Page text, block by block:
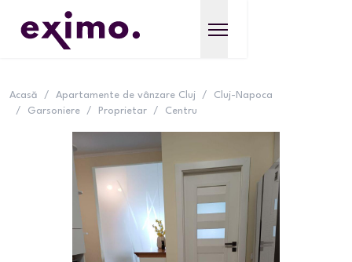
Acasă / Apartamente de vânzare Cluj /
Cluj-Napoca
/
Garsoniere / Proprietar / Centru